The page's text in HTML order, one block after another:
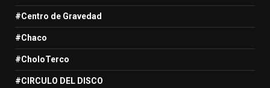
#Centro de Gravedad
#Chaco
#CholoTerco
#CIRCULO DEL DISCO